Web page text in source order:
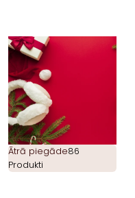
Ātrā piegāde86
Produkti